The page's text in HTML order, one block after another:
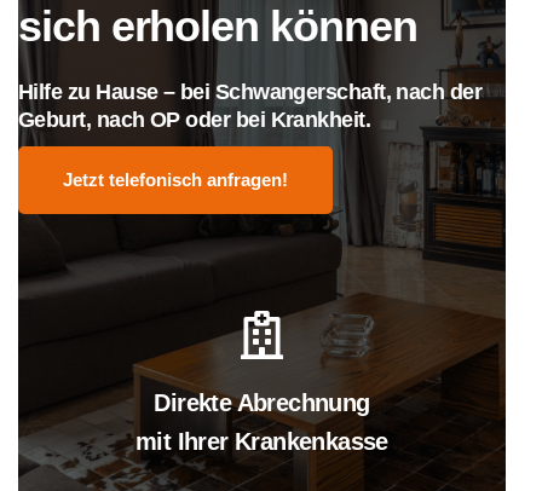
sich erholen können
Hilfe zu Hause – bei Schwangerschaft, nach der
Geburt, nach OP oder bei Krankheit.
Jetzt telefonisch anfragen!
Direkte Abrechnung
mit Ihrer Krankenkasse